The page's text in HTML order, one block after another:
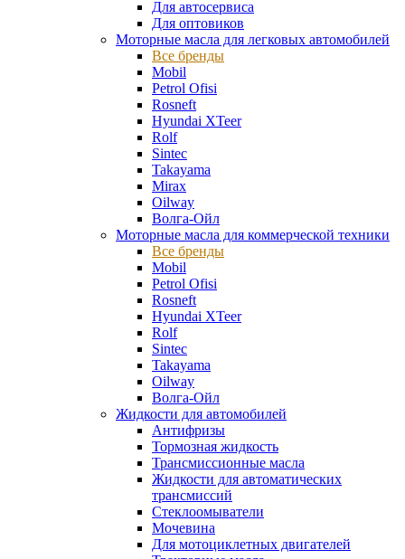
Для автосервиса
Для оптовиков
Моторные масла для легковых автомобилей
Все бренды
Mobil
Petrol Ofisi
Rosneft
Hyundai XTeer
Rolf
Sintec
Takayama
Mirax
Oilway
Волга-Ойл
Моторные масла для коммерческой техники
Все бренды
Mobil
Petrol Ofisi
Rosneft
Hyundai XTeer
Rolf
Sintec
Takayama
Oilway
Волга-Ойл
Жидкости для автомобилей
Антифризы
Тормозная жидкость
Трансмиссионные масла
Жидкости для автоматических
трансмиссий
Стеклоомыватели
Мочевина
Для мотоциклетных двигателей